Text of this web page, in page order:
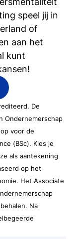
speel jij in
of
aan het
kunt
De
Ondernemerschap
voor de
(BSc). Kies je
als aantekening
op het
Het Associate
Na